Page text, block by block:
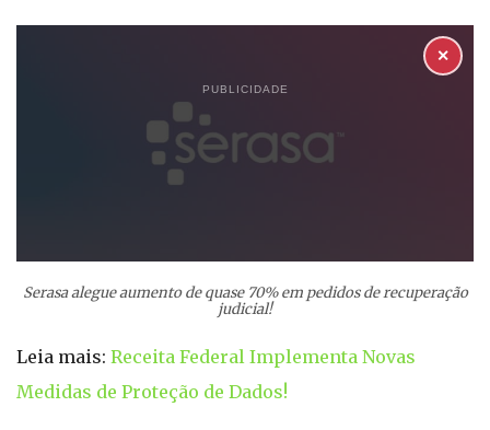
PUBLICIDADE
✕
Serasa alegue aumento de quase 70% em pedidos de recuperação
judicial!
Leia mais: Receita Federal Implementa Novas
Medidas de Proteção de Dados!